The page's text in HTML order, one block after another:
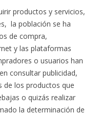
productos y servicios,
la población se ha
de compra,
y las plataformas
o usuarios han
consultar publicidad,
de los productos que
o quizás realizar
la determinación de